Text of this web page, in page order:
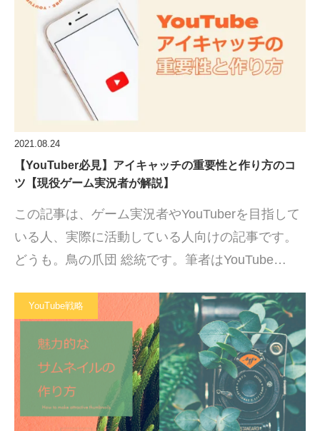
2021.08.24
【YouTuber必見】アイキャッチの重要性と作り方のコ
ツ【現役ゲーム実況者が解説】
この記事は、ゲーム実況者やYouTuberを目指して
いる人、実際に活動している人向けの記事です。
どうも。鳥の爪団 総統です。筆者はYouTube…
YouTube戦略